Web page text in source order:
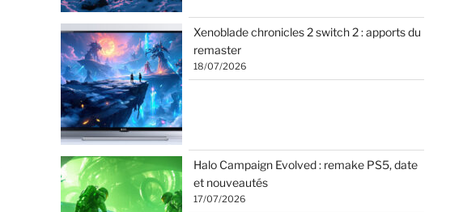
Xenoblade chronicles 2 switch 2 : apports du
remaster
18/07/2026
Halo Campaign Evolved : remake PS5, date
et nouveautés
17/07/2026